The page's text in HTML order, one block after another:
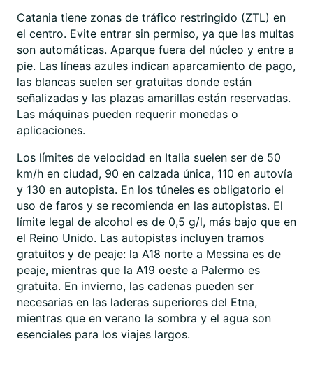
Catania tiene zonas de tráfico restringido (ZTL) en
el centro. Evite entrar sin permiso, ya que las multas
son automáticas. Aparque fuera del núcleo y entre a
pie. Las líneas azules indican aparcamiento de pago,
las blancas suelen ser gratuitas donde están
señalizadas y las plazas amarillas están reservadas.
Las máquinas pueden requerir monedas o
aplicaciones.
Los límites de velocidad en Italia suelen ser de 50
km/h en ciudad, 90 en calzada única, 110 en autovía
y 130 en autopista. En los túneles es obligatorio el
uso de faros y se recomienda en las autopistas. El
límite legal de alcohol es de 0,5 g/l, más bajo que en
el Reino Unido. Las autopistas incluyen tramos
gratuitos y de peaje: la A18 norte a Messina es de
peaje, mientras que la A19 oeste a Palermo es
gratuita. En invierno, las cadenas pueden ser
necesarias en las laderas superiores del Etna,
mientras que en verano la sombra y el agua son
esenciales para los viajes largos.